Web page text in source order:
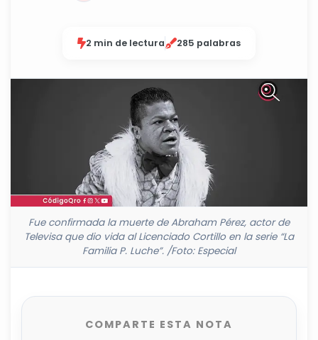
2 min de lectura 285 palabras
Fue confirmada la muerte de Abraham Pérez, actor de
Televisa que dio vida al Licenciado Cortillo en la serie “La
Familia P. Luche”. /Foto: Especial
COMPARTE ESTA NOTA